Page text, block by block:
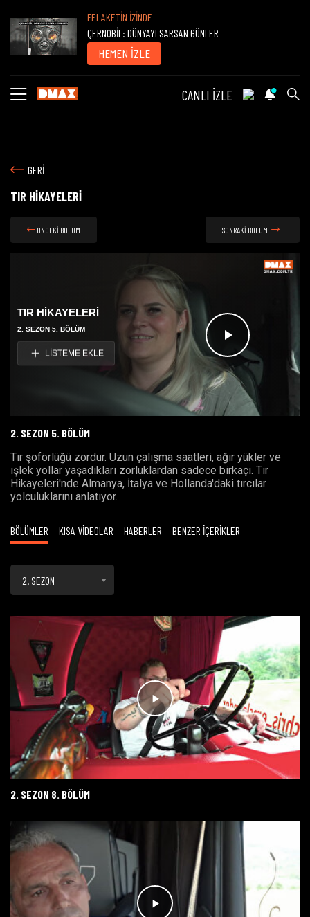
FELAKETİN İZİNDE
ÇERNOBİL: DÜNYAYI SARSAN GÜNLER
HEMEN İZLE
CANLI İZLE
GERİ
TIR HİKAYELERİ
ÖNCEKİ BÖLÜM SONRAKİ BÖLÜM
Videoyu
Oynat
TIR HİKAYELERİ
2. SEZON 5. BÖLÜM
LİSTEME EKLE
2. SEZON 5. BÖLÜM
Tır şoförlüğü zordur. Uzun çalışma saatleri, ağır yükler ve
işlek yollar yaşadıkları zorluklardan sadece birkaçı. Tır
Hikayeleri'nde Almanya, İtalya ve Hollanda'daki tırcılar
yolculuklarını anlatıyor.
BÖLÜMLER KISA VİDEOLAR HABERLER BENZER İÇERİKLER
2. SEZON
2. SEZON 8. BÖLÜM